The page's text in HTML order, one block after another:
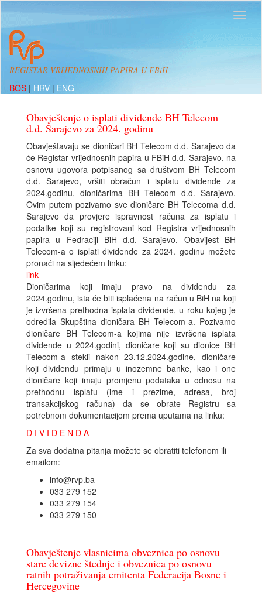
REGISTAR VRIJEDNOSNIH PAPIRA U FBiH
BOS | HRV | ENG
Obavještenje o isplati dividende BH Telecom
d.d. Sarajevo za 2024. godinu
Obavještavaju se dioničari BH Telecom d.d. Sarajevo da
će Registar vrijednosnih papira u FBiH d.d. Sarajevo, na
osnovu ugovora potpisanog sa društvom BH Telecom
d.d. Sarajevo, vršiti obračun i isplatu dividende za
2024.godinu, dioničarima BH Telecom d.d. Sarajevo.
Ovim putem pozivamo sve dioničare BH Telecoma d.d.
Sarajevo da provjere ispravnost računa za isplatu i
podatke koji su registrovani kod Registra vrijednosnih
papira u Fedraciji BiH d.d. Sarajevo. Obavijest BH
Telecom-a o isplati dividende za 2024. godinu možete
pronaći na sljedećem linku:
link
Dioničarima koji imaju pravo na dividendu za
2024.godinu, ista će biti isplaćena na račun u BiH na koji
je izvršena prethodna isplata dividende, u roku kojeg je
odredila Skupština dioničara BH Telecom-a. Pozivamo
dioničare BH Telecom-a kojima nije izvršena isplata
dividende u 2024.godini, dioničare koji su dionice BH
Telecom-a stekli nakon 23.12.2024.godine, dioničare
koji dividendu primaju u inozemne banke, kao i one
dioničare koji imaju promjenu podataka u odnosu na
prethodnu isplatu (ime i prezime, adresa, broj
transakcijskog računa) da se obrate Registru sa
potrebnom dokumentacijom prema uputama na linku:
D I V I D E N D A
Za sva dodatna pitanja možete se obratiti telefonom ili
emailom:
info@rvp.ba
033 279 152
033 279 154
033 279 150
Obavještenje vlasnicima obveznica po osnovu
stare devizne štednje i obveznica po osnovu
ratnih potraživanja emitenta Federacija Bosne i
Hercegovine